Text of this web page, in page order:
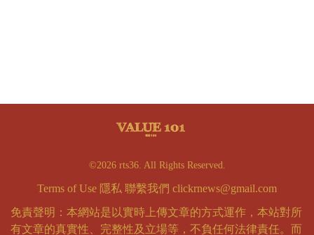
©2026 rts36. All Rights Reserved.
Terms of Use 隱私 聯繫我們 clickrnews@gmail.com
免責聲明：本網站是以實時上傳文章的方式運作，本站對所
有文章的真實性、完整性及立場等，不負任何法律責任。而